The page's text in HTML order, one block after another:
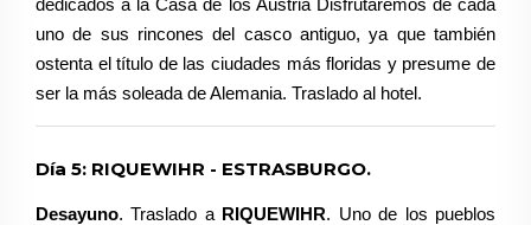
dedicados a la Casa de los Austria Disfrutaremos de cada
uno de sus rincones del casco antiguo, ya que también
ostenta el título de las ciudades más floridas y presume de
ser la más soleada de Alemania. Traslado al hotel.
Día 5: RIQUEWIHR - ESTRASBURGO.
Desayuno. Traslado a RIQUEWIHR. Uno de los pueblos